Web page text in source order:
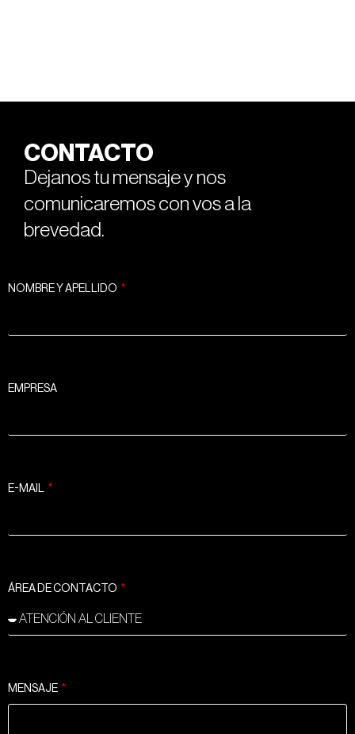
CONTACTO
Dejanos tu mensaje y nos
comunicaremos con vos a la
brevedad.
NOMBRE Y APELLIDO
EMPRESA
E-MAIL
ÁREA DE CONTACTO
MENSAJE